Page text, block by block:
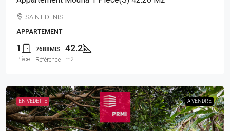
SAINT DENIS
APPARTEMENT
1
Pièce
7688MIS
Référence
42.2
m2
EN VEDETTE A VENDRE